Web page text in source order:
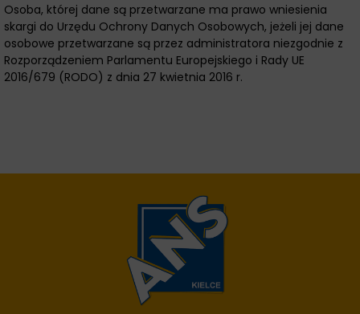
Osoba, której dane są przetwarzane ma prawo wniesienia
skargi do Urzędu Ochrony Danych Osobowych, jeżeli jej dane
osobowe przetwarzane są przez administratora niezgodnie z
Rozporządzeniem Parlamentu Europejskiego i Rady UE
2016/679 (RODO) z dnia 27 kwietnia 2016 r.